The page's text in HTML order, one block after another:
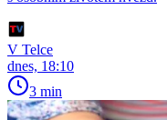
V Telce
dnes, 18:10
3 min